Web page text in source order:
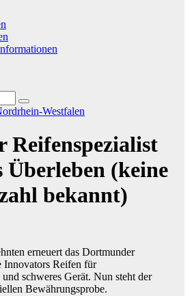
Westfalen
Reifenspezialist
(keine
bekannt)
erneuert das Dortmunder
Innovators Reifen für
schweres Gerät. Nun steht der
Bewährungsprobe.